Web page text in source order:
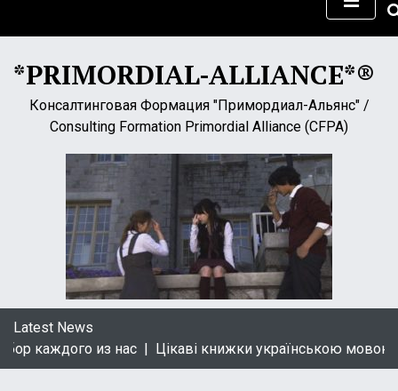
*PRIMORDIAL-ALLIANCE*®
Консалтинговая Формация "Примордиал-Альянс" /
Consulting Formation Primordial Alliance (CFPA)
Latest News
каждого из нас |Цікаві книжки українською мовою